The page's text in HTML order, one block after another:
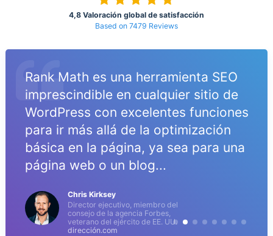
4,8 Valoración global de satisfacción
Based on 7479 Reviews
Rank Math es una herramienta SEO
imprescindible en cualquier sitio de
WordPress con excelentes funciones
para ir más allá de la optimización
básica en la página, ya sea para una
página web o un blog...
Chris Kirksey
Director ejecutivo, miembro del
consejo de la agencia Forbes,
veterano del ejército de EE. UU.
dirección.com